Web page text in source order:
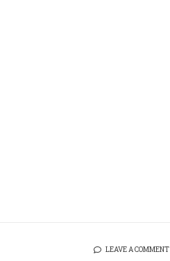
LEAVE A COMMENT